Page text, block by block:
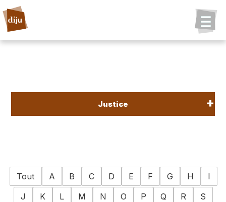
Justice
Tout A B C D E F G H
I
J
K L M N O P Q R
S